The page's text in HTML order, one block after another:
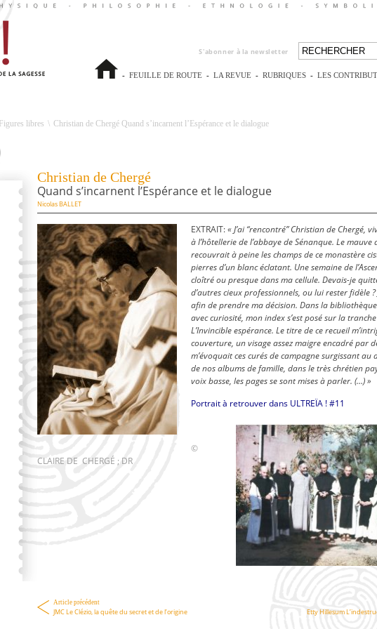
S'abonner à la newsletter
- FEUILLE DE ROUTE - LA REVUE - RUBRIQUES - LES
Figures libres \ Christian de Chergé Quand s’incarnent l’Espérance et le dialogue
Christian de Chergé
Quand s’incarnent l’Espérance et le dialogue
Nicolas BALLET
EXTRAIT:« J’ai “rencontré” Christian de Chergé,
à l’hôtellerie de l’abbaye deSénanque. Le mauve
recouvrait à peine les champs de ce monastère
pierres d’un blanc éclatant. Une semaine de
cloîtré oupresque dans ma cellule. Devais-je
d’autres cieux professionnels, oului rester fidèle ?
afin de prendre ma décision. Dans la
avec curiosité, mon index s’est posé sur la
L’Invincible espérance. Le titre de ce recueil
couverture, un visage assez maigre encadré par
m’évoquait ces curés de campagne surgissant au
de nos albums de famille, dans le très chrétien
voix basse, les pages se sont mises à parler. (…) »
Portrait à retrouver dans ULTREÏA ! #11
©
CLAIRE DE CHERGÉ ; DR
Article précédent
JMC Le Clézio, la quête du secret et de l’origine Etty Hillesum